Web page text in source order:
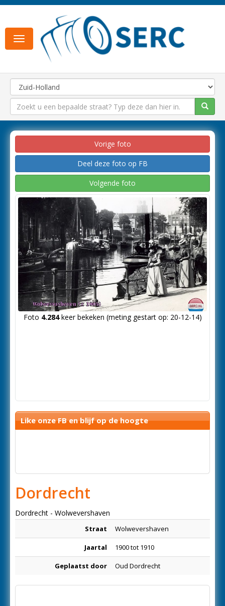
Toggle
navigation
Vorige foto
Deel deze foto op FB
Volgende foto
Foto 4.284keer bekeken (meting gestart op: 20-12-14)
Like onze FB en blijf op de hoogte
Dordrecht
Dordrecht - Wolwevershaven
Straat Wolwevershaven
Jaartal 1900 tot 1910
Geplaatst door Oud Dordrecht